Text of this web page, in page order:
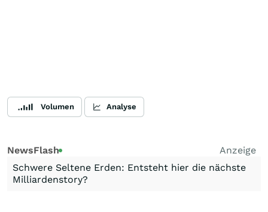
Volumen Analyse
NewsFlash
Anzeige
Schwere Seltene Erden: Entsteht hier die nächste
Milliardenstory?